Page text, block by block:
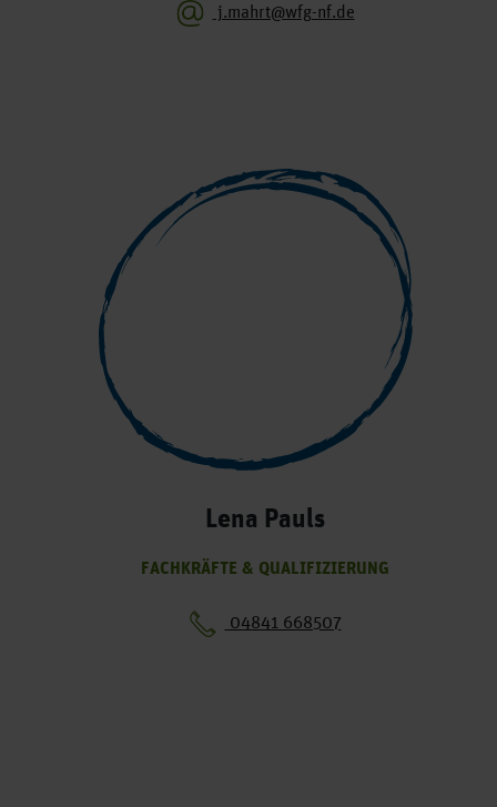
j.mahrt@wfg-nf.de
Lena Pauls
FACHKRÄFTE & QUALIFIZIERUNG
04841 668507